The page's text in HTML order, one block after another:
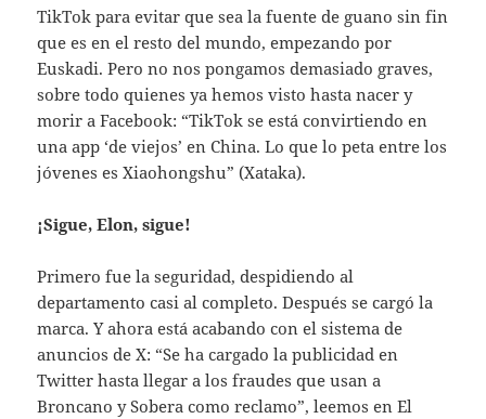
TikTok para evitar que sea la fuente de guano sin fin
que es en el resto del mundo, empezando por
Euskadi. Pero no nos pongamos demasiado graves,
sobre todo quienes ya hemos visto hasta nacer y
morir a Facebook: “TikTok se está convirtiendo en
una app ‘de viejos’ en China. Lo que lo peta entre los
jóvenes es Xiaohongshu” (Xataka).
¡Sigue, Elon, sigue!
Primero fue la seguridad, despidiendo al
departamento casi al completo. Después se cargó la
marca. Y ahora está acabando con el sistema de
anuncios de X: “Se ha cargado la publicidad en
Twitter hasta llegar a los fraudes que usan a
Broncano y Sobera como reclamo”, leemos en El